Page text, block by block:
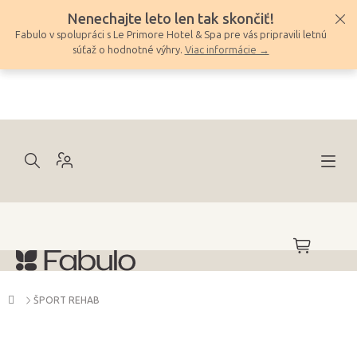
obsah
Nenechajte leto len tak skončiť!
Fabulo v spolupráci s Le Primore Hotel & Spa pre vás pripravili letnú
súťaž o hodnotné výhry. Viac informácie →
NÁKUPNÝ
KOŠÍK
Domov
ŠPORT REHAB